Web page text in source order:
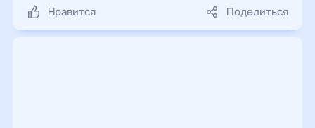
Нравится Поделиться